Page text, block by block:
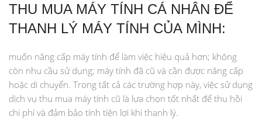
THU MUA MÁY TÍNH CÁ NHÂN ĐỂ
THANH LÝ MÁY TÍNH CỦA MÌNH:
muốn nâng cấp máy tính để làm việc hiệu quả hơn; không
còn nhu cầu sử dụng; máy tính đã cũ và cần được nâng cấp
hoặc di chuyển. Trong tất cả các trường hợp này, việc sử dụng
dịch vụ thu mua máy tính cũ là lựa chọn tốt nhất để thu hồi
chi phí và đảm bảo tính tiện lợi khi thanh lý.